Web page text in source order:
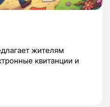
жителям
квитанции и